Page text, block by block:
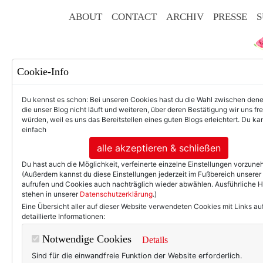
ABOUT CONTACT ARCHIV PRESSE
treten. (Und
Cookie-Info
Du kennst es schon: Bei unseren Cookies hast du die Wahl zwischen
die unser Blog nicht läuft und weiteren, über deren Bestätigung wir uns
würden, weil es uns das Bereitstellen eines guten Blogs erleichtert. Du
einfach
alle akzeptieren & schließen
Du hast auch die Möglichkeit, verfeinerte einzelne Einstellungen
(Außerdem kannst du diese Einstellungen jederzeit im Fußbereich unserer
aufrufen und Cookies auch nachträglich wieder abwählen. Ausführliche
stehen in unserer Datenschutzerklärung.)
Eine Übersicht aller auf dieser Website verwendeten Cookies mit Links
detaillierte Informationen:
Notwendige Cookies Details
Sind für die einwandfreie Funktion der Website erforderlich.